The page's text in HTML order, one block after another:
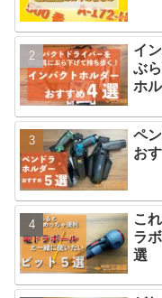
イ
ぶ
ホ
ペ
お
こ
ラ
選